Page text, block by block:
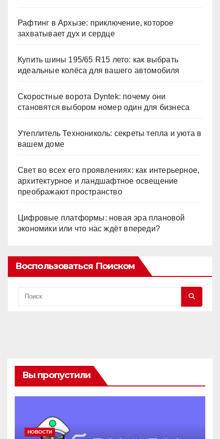
Рафтинг в Архызе: приключение, которое
захватывает дух и сердце
Купить шины 195/65 R15 лето: как выбрать
идеальные колёса для вашего автомобиля
Скоростные ворота Dyntek: почему они
становятся выбором номер один для бизнеса
Утеплитель Технониколь: секреты тепла и уюта в
вашем доме
Свет во всех его проявлениях: как интерьерное,
архитектурное и ландшафтное освещение
преображают пространство
Цифровые платформы: новая эра плановой
экономики или что нас ждёт впереди?
Воспользоваться Поиском
Вы пропустили
НОВОСТИ